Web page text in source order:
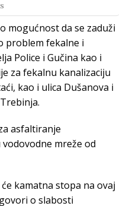
mogućnost da se zaduži
problem fekalne i
Police i Gučina kao i
za fekalnu kanalizaciju
kao i ulica Dušanova i
asfaltiranje
mreže od
kamatna stopa na ovaj
o slabosti